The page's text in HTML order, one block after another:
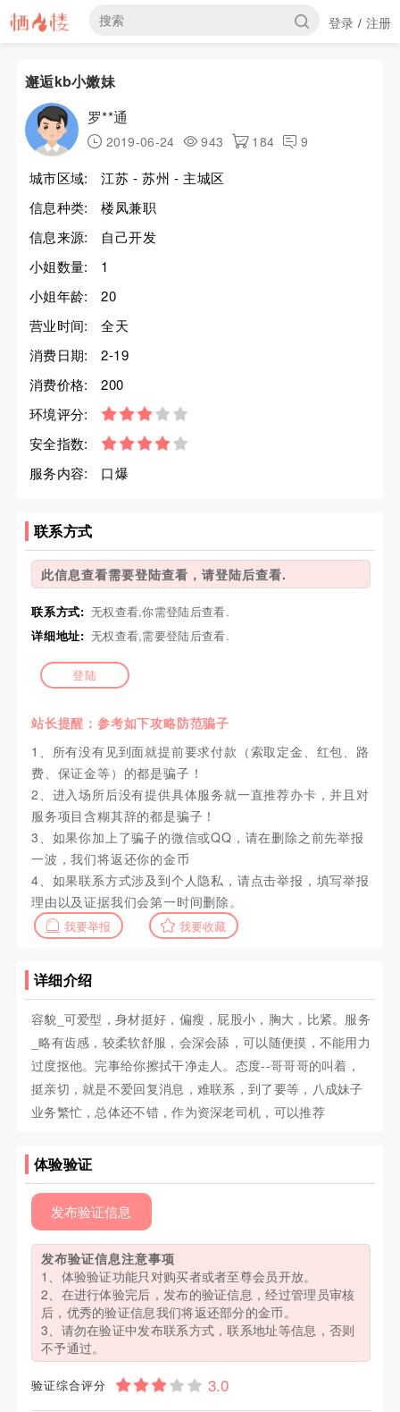
登录 / 注册
邂逅kb小嫩妹
罗**通
2019-06-24 943 184 9
城市区域:
江苏 - 苏州 - 主城区
信息种类:
楼凤兼职
信息来源:
自己开发
小姐数量:
1
小姐年龄:
20
营业时间:
全天
消费日期:
2-19
消费价格:
200
环境评分:
安全指数:
服务内容:
口爆
联系方式
此信息查看需要登陆查看，请登陆后查看.
联系方式: 无权查看,你需登陆后查看.
详细地址: 无权查看,需要登陆后查看.
登陆
站长提醒：参考如下攻略防范骗子
1、所有没有见到面就提前要求付款（索取定金、红包、路
费、保证金等）的都是骗子！
2、进入场所后没有提供具体服务就一直推荐办卡，并且对
服务项目含糊其辞的都是骗子！
3、如果你加上了骗子的微信或QQ，请在删除之前先举报
一波，我们将返还你的金币
4、如果联系方式涉及到个人隐私，请点击举报，填写举报
理由以及证据我们会第一时间删除。
我要举报 我要收藏
详细介绍
容貌_可爱型，身材挺好，偏瘦，屁股小，胸大，比紧。服务
_略有齿感，较柔软舒服，会深会舔，可以随便摸，不能用力
过度抠他。完事给你擦拭干净走人。态度--哥哥哥的叫着，
挺亲切，就是不爱回复消息，难联系，到了要等，八成妹子
业务繁忙，总体还不错，作为资深老司机，可以推荐
体验验证
发布验证信息
发布验证信息注意事项
1、体验验证功能只对购买者或者至尊会员开放。
2、在进行体验完后，发布的验证信息，经过管理员审核
后，优秀的验证信息我们将返还部分的金币。
3、请勿在验证中发布联系方式，联系地址等信息，否则
不予通过。
验证综合评分